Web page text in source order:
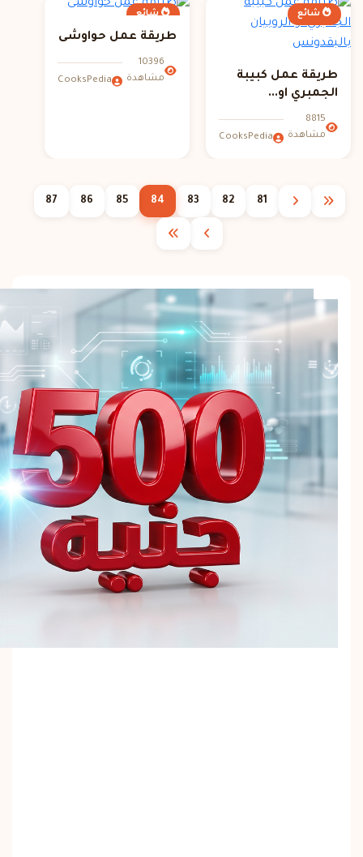
شائع
طريقة عمل كبيبة
الجمبري او...
8815
مشاهدة
CooksPedia
شائع
طريقة عمل حواوشى
10396
مشاهدة
CooksPedia
81
82
83
84
85
86
87